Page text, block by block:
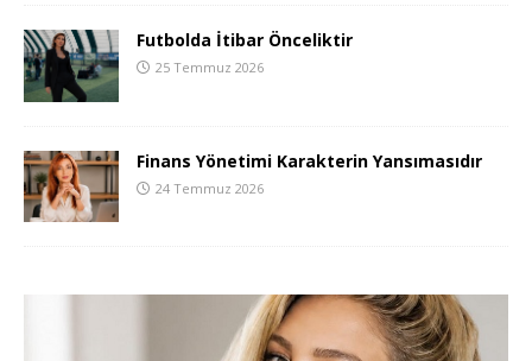
Futbolda İtibar Önceliktir
25 Temmuz 2026
Finans Yönetimi Karakterin Yansımasıdır
24 Temmuz 2026